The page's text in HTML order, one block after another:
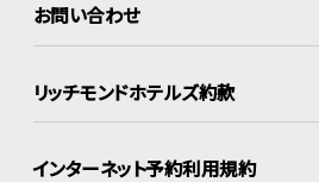
お問い合わせ
リッチモンドホテルズ約款
インターネット予約利用規約